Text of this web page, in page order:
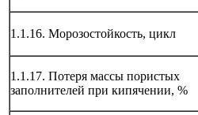
1.1.16. Морозостойкость, цикл
1.1.17. Потеря массы пористых
заполнителей при кипячении, %